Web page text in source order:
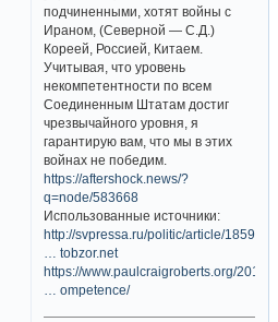
подчиненными, хотят войны с
Ираном, (Северной — С.Д.)
Кореей, Россией, Китаем.
Учитывая, что уровень
некомпетентности по всем
Соединенным Штатам достиг
чрезвычайного уровня, я
гарантирую вам, что мы в этих
войнах не победим.
https://aftershock.news/?
q=node/583668
Использованные источники:
http://svpressa.ru/politic/article/1859
… tobzor.net
https://www.paulcraigroberts.org/2017/1
… ompetence/